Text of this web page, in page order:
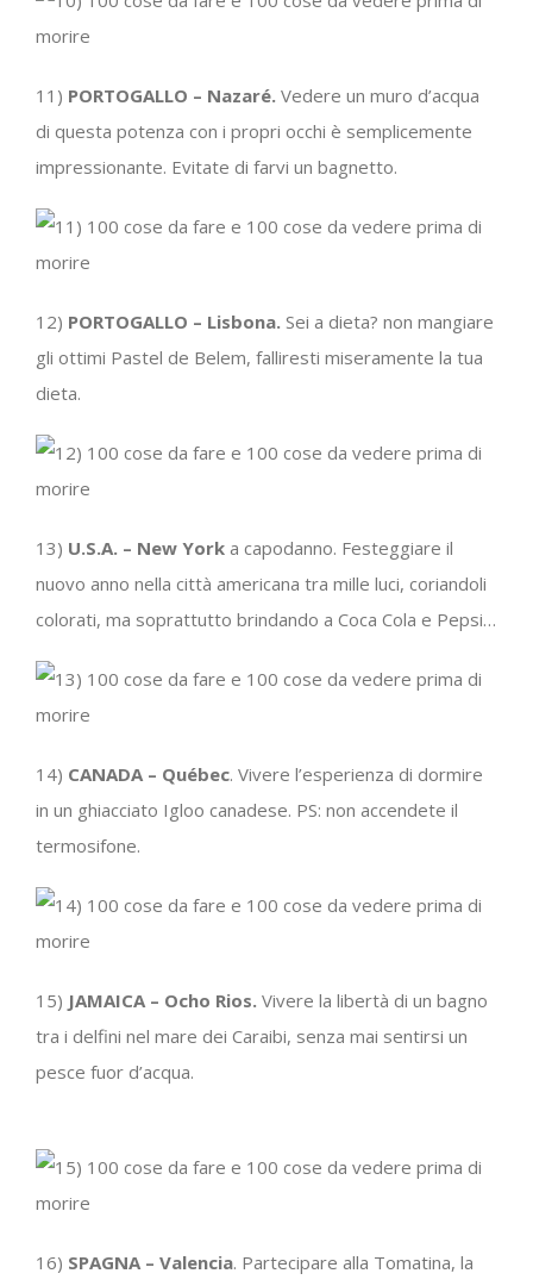
11) PORTOGALLO – Nazaré. Vedere un muro d’acqua
di questa potenza con i propri occhi è semplicemente
impressionante. Evitate di farvi un bagnetto.
12) PORTOGALLO – Lisbona. Sei a dieta? non mangiare
gli ottimi Pastel de Belem, falliresti miseramente la tua
dieta.
13) U.S.A. – New York a capodanno. Festeggiare il
nuovo anno nella città americana tra mille luci, coriandoli
colorati, ma soprattutto brindando a Coca Cola e Pepsi…
14) CANADA – Québec. Vivere l’esperienza di dormire
in un ghiacciato Igloo canadese. PS: non accendete il
termosifone.
15) JAMAICA – Ocho Rios. Vivere la libertà di un bagno
tra i delfini nel mare dei Caraibi, senza mai sentirsi un
pesce fuor d’acqua.
16) SPAGNA – Valencia. Partecipare alla Tomatina, la